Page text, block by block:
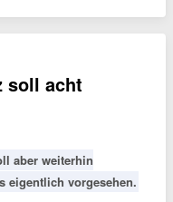
soll acht
aber weiterhin
eigentlich vorgesehen.